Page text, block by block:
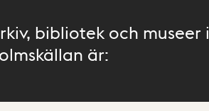
bibliotek och museer i
är: